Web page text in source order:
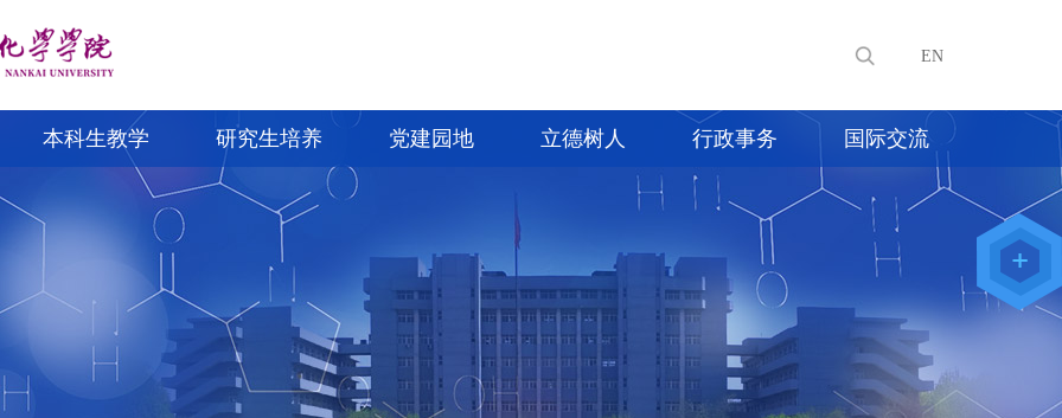
EN
本科生教学 研究生培养 党建园地 立德树人 行政事务 国际交流